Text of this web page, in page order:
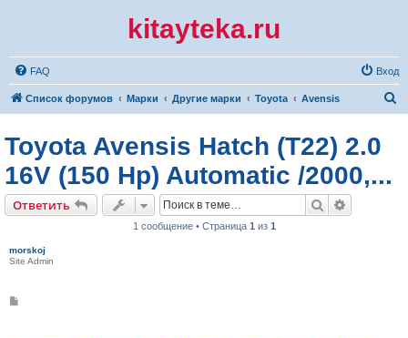
kitayteka.ru
FAQ Вход
Список форумов Марки Другие марки Toyota Avensis
Toyota Avensis Hatch (T22) 2.0
16V (150 Hp) Automatic /2000,...
Ответить Поиск
1 сообщение • Страница 1 из 1
morskoj
Site Admin